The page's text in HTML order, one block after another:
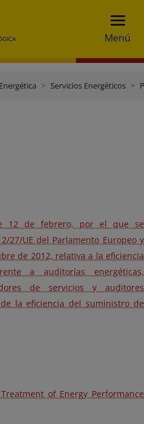
Menú
Servicios Energéticos
12 de febrero, por el que se
27/UE del Parlamento Europeo y
de 2012, relativa a la eficiencia
a auditorías energéticas,
de servicios y auditores
la eficiencia del suministro de
of Energy Performance